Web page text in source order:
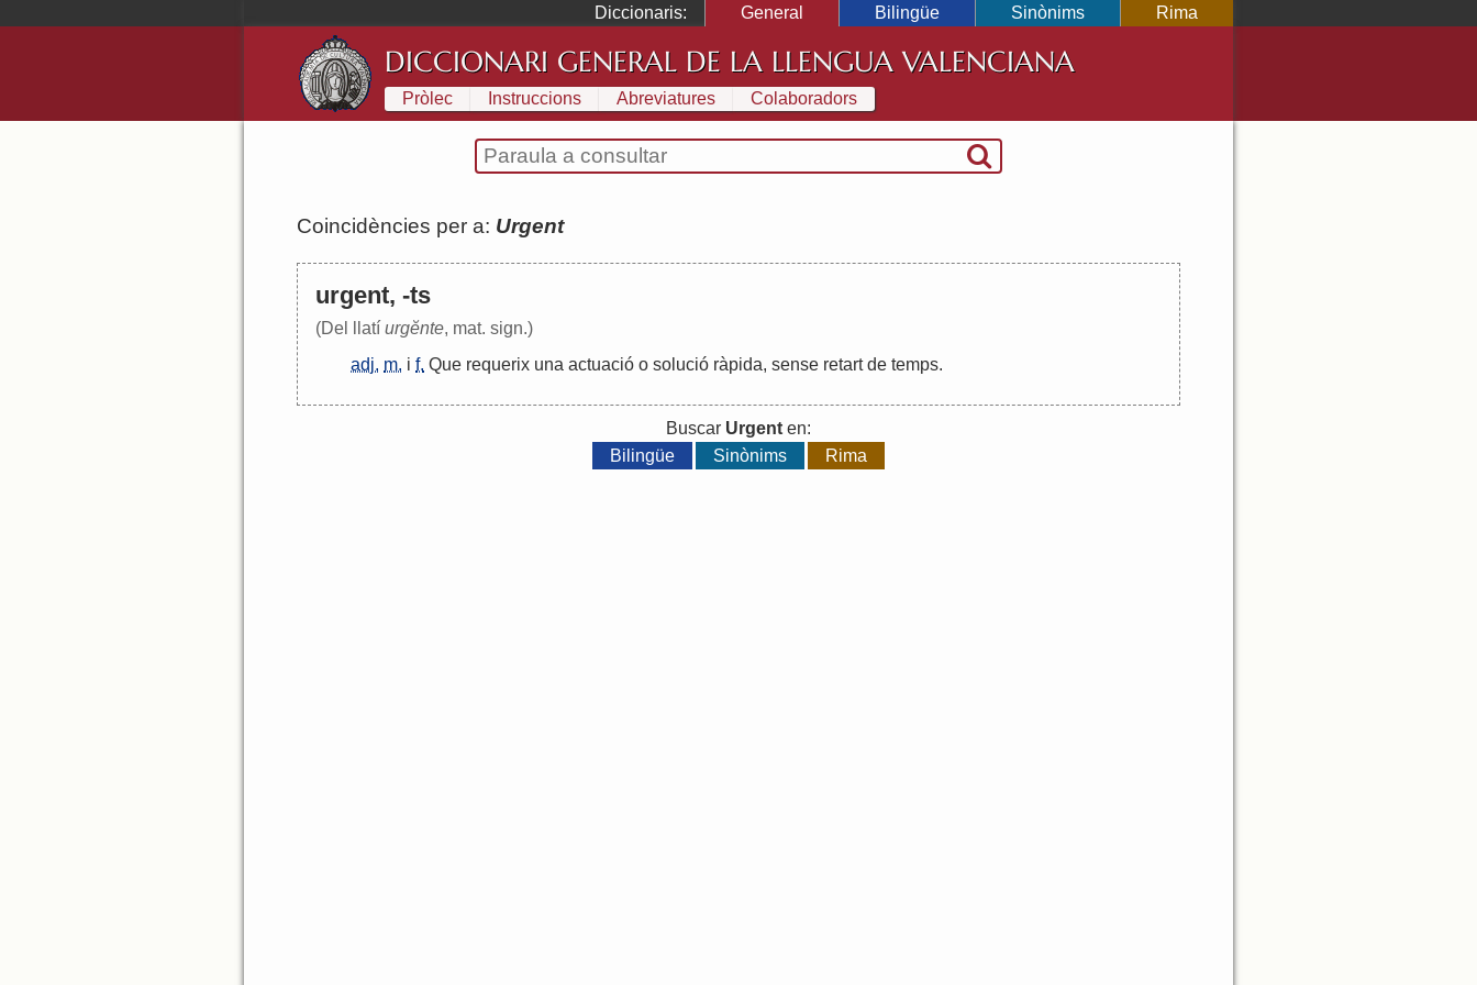
Diccionaris: General Bilingüe Sinònims Rima
DICCIONARI GENERAL DE LA LLENGUA VALENCIANA
Pròlec Instruccions Abreviatures Colaboradors
Coincidències per a: Urgent
urgent, -ts
(Del llatí urgĕnte, mat. sign.)
adj. m. i f. Que requerix una actuació o solució ràpida, sense retart de temps.
Buscar Urgent en:
Bilingüe
Sinònims Rima